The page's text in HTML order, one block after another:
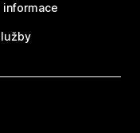
informace